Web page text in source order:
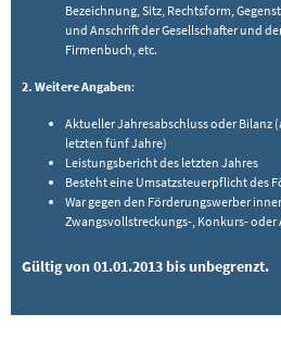
Bezeichnung, Sitz, Rechtsform,
und Anschrift der Gesellschafter und
Firmenbuch, etc.
2. Weitere Angaben:
Aktueller Jahresabschluss oder Bilanz
letzten fünf Jahre)
Leistungsbericht des letzten Jahres
Besteht eine Umsatzsteuerpflicht des
War gegen den Förderungswerber
Zwangsvollstreckungs-, Konkurs-
Gültig von 01.01.2013 bis unbegrenzt.